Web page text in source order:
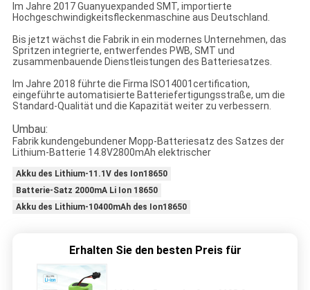
Im Jahre 2017 Guanyuexpanded SMT, importierte
Hochgeschwindigkeitsfleckenmaschine aus Deutschland.
Bis jetzt wächst die Fabrik in ein modernes Unternehmen, das
Spritzen integrierte, entwerfendes PWB, SMT und
zusammenbauende Dienstleistungen des Batteriesatzes.
Im Jahre 2018 führte die Firma ISO14001certification,
eingeführte automatisierte Batteriefertigungsstraße, um die
Standard-Qualität und die Kapazität weiter zu verbessern.
Umbau:
Fabrik kundengebundener Mopp-Batteriesatz des Satzes der
Lithium-Batterie 14.8V2800mAh elektrischer
Akku des Lithium-11.1V des Ion18650
Batterie-Satz 2000mA Li Ion 18650
Akku des Lithium-10400mAh des Ion18650
Erhalten Sie den besten Preis für